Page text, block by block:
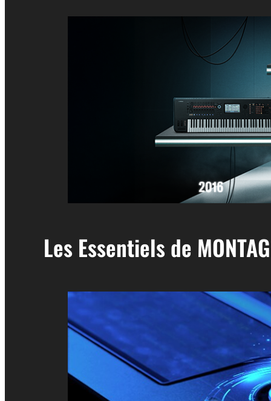
Les Essentiels de